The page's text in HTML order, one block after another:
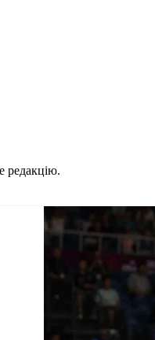
редакцію.